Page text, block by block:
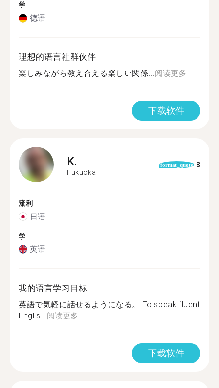
学
德语
理想的语言社群伙伴
楽しみながら教え合える楽しい関係...阅读更多
下载软件
K.
Fukuoka
format_quote 8
流利
日语
学
英语
我的语言学习目标
英語で気軽に話せるようになる。 To speak fluent
Englis...阅读更多
下载软件